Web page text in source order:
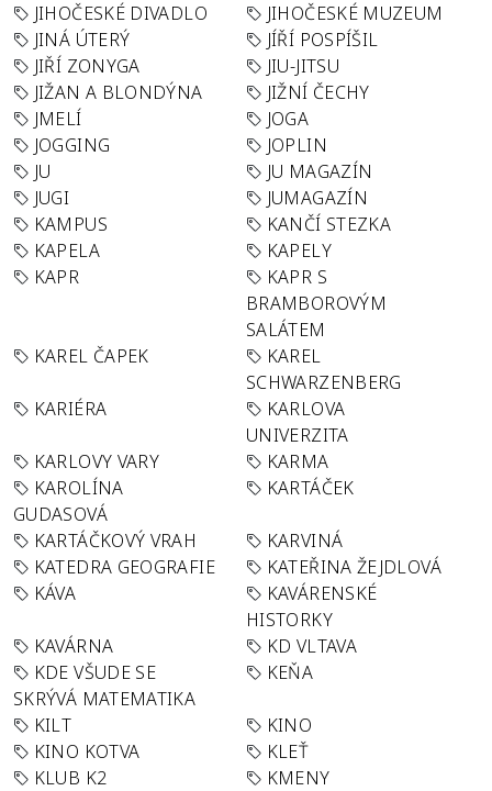
JIHOČESKÉ DIVADLO
JIHOČESKÉ MUZEUM
JINÁ ÚTERÝ
JÍŘÍ POSPÍŠIL
JIŘÍ ZONYGA
JIU-JITSU
JIŽAN A BLONDÝNA
JIŽNÍ ČECHY
JMELÍ
JOGA
JOGGING
JOPLIN
JU
JU MAGAZÍN
JUGI
JUMAGAZÍN
KAMPUS
KANČÍ STEZKA
KAPELA
KAPELY
KAPR
KAPR S
BRAMBOROVÝM
SALÁTEM
KAREL ČAPEK
KAREL
SCHWARZENBERG
KARIÉRA
KARLOVA
UNIVERZITA
KARLOVY VARY
KARMA
KAROLÍNA
GUDASOVÁ
KARTÁČEK
KARTÁČKOVÝ VRAH
KARVINÁ
KATEDRA GEOGRAFIE
KATEŘINA ŽEJDLOVÁ
KÁVA
KAVÁRENSKÉ
HISTORKY
KAVÁRNA
KD VLTAVA
KDE VŠUDE SE
SKRÝVÁ MATEMATIKA
KEŇA
KILT
KINO
KINO KOTVA
KLEŤ
KLUB K2
KMENY